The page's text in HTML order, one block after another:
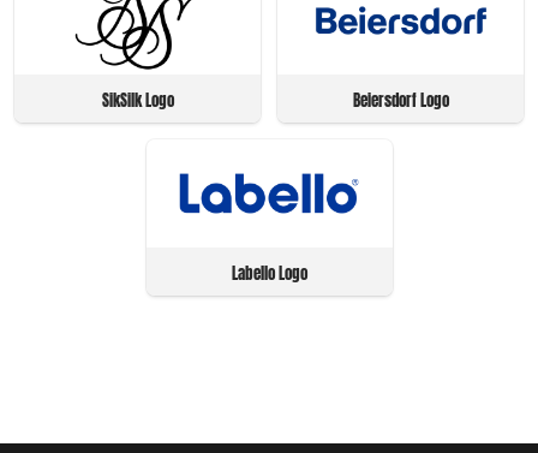
SikSilk Logo Beiersdorf Logo
Labello Logo